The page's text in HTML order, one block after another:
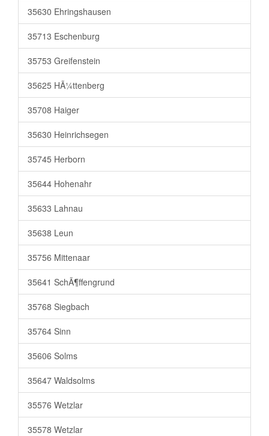
35630 Ehringshausen
35713 Eschenburg
35753 Greifenstein
35625 HÃ¼ttenberg
35708 Haiger
35630 Heinrichsegen
35745 Herborn
35644 Hohenahr
35633 Lahnau
35638 Leun
35756 Mittenaar
35641 SchÃ¶ffengrund
35768 Siegbach
35764 Sinn
35606 Solms
35647 Waldsolms
35576 Wetzlar
35578 Wetzlar